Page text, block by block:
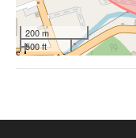
200 m
500 ft